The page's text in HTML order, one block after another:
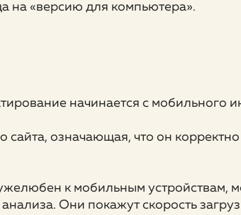
на «версию для компьютера».
начинается с мобильного
сайта, означающая, что он
к мобильным устройствам,
Они покажут скорость